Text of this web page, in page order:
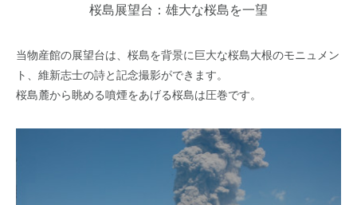
桜島展望台：雄大な桜島を一望
当物産館の展望台は、桜島を背景に巨大な桜島大根のモニュメン
ト、維新志士の詩と記念撮影ができます。
桜島麓から眺める噴煙をあげる桜島は圧巻です。